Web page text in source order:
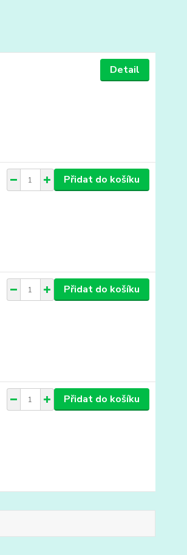
Detail
Přidat do košíku
Přidat do košíku
Přidat do košíku